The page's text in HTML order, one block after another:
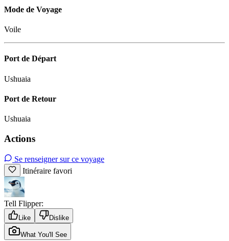
Mode de Voyage
Voile
Port de Départ
Ushuaia
Port de Retour
Ushuaia
Actions
Se renseigner sur ce voyage
Itinéraire favori
Tell Flipper:
Like Dislike
What You'll See